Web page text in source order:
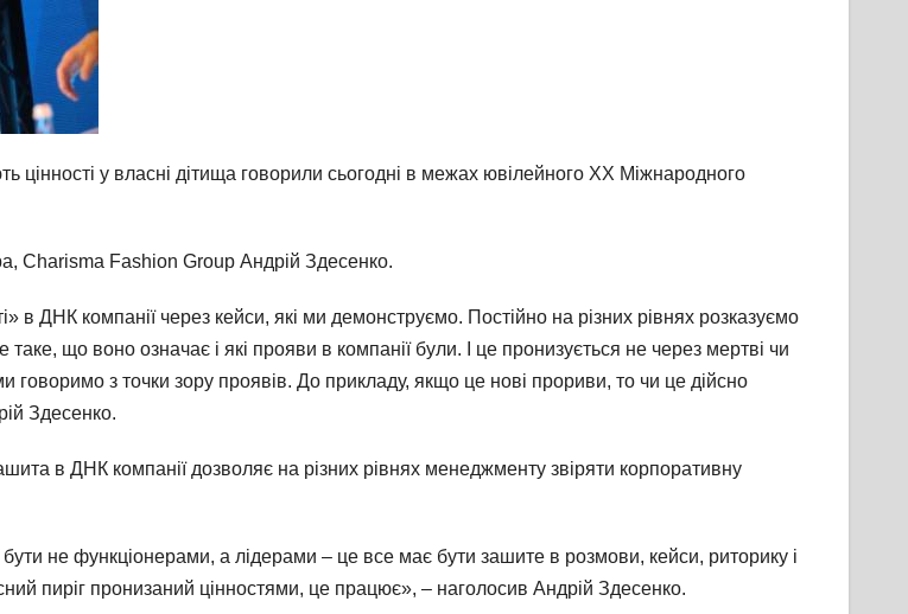
цінності у власні дітища говорили сьогодні в межах ювілейного XX Міжнародного
Charisma Fashion Group Андрій Здесенко.
в ДНК компанії через кейси, які ми демонструємо. Постійно на різних рівнях розказуємо
що воно означає і які прояви в компанії були. І це пронизується не через мертві чи
говоримо з точки зору проявів. До прикладу, якщо це нові прориви, то чи це дійсно
Здесенко.
в ДНК компанії дозволяє на різних рівнях менеджменту звіряти корпоративну
бути не функціонерами, а лідерами – це все має бути зашите в розмови, кейси, риторику і
пиріг пронизаний цінностями, це працює», – наголосив Андрій Здесенко.